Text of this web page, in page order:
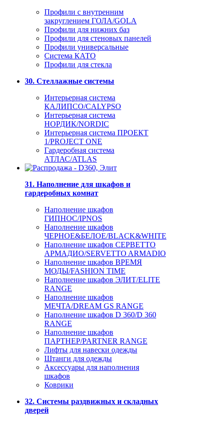
Профили с внутренним
закруглением ГОЛА/GOLA
Профили для нижних баз
Профили для стеновых панелей
Профили универсальные
Система КАТО
Профили для стекла
30. Стеллажные системы
Интерьерная система
КАЛИПСО/CALYPSO
Интерьерная система
НОРДИК/NORDIC
Интерьерная система ПРОЕКТ
1/PROJECT ONE
Гардеробная система
АТЛАС/ATLAS
31. Наполнение для шкафов и
гардеробных комнат
Наполнение шкафов
ГИПНОС/IPNOS
Наполнение шкафов
ЧЕРНОЕ&БЕЛОЕ/BLACK&WHITE
Наполнение шкафов СЕРВЕТТО
АРМАДИО/SERVETTO ARMADIO
Наполнение шкафов ВРЕМЯ
МОДЫ/FASHION TIME
Наполнение шкафов ЭЛИТ/ELITE
RANGE
Наполнение шкафов
МЕЧТА/DREAM GS RANGE
Наполнение шкафов D 360/D 360
RANGE
Наполнение шкафов
ПАРТНЕР/PARTNER RANGE
Лифты для навески одежды
Штанги для одежды
Аксессуары для наполнения
шкафов
Коврики
32. Системы раздвижных и складных
дверей